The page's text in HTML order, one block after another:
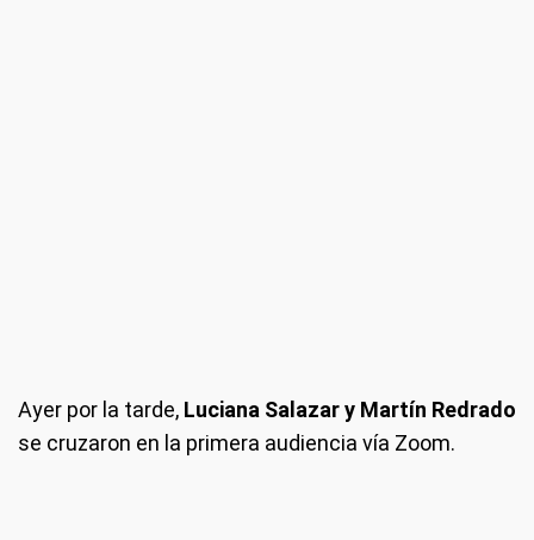
Ayer por la tarde, Luciana Salazar y Martín Redrado
se cruzaron en la primera audiencia vía Zoom.